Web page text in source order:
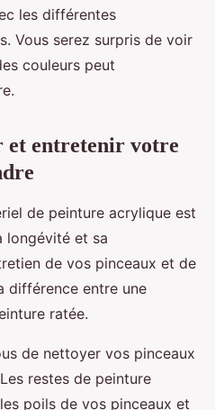
les différentes
Vous serez surpris de voir
couleurs peut
et entretenir votre
de peinture acrylique est
longévité et sa
de vos pinceaux et de
différence entre une
ratée.
de nettoyer vos pinceaux
restes de peinture
poils de vos pinceaux et